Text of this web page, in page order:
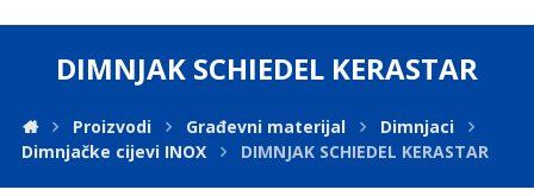
DIMNJAK SCHIEDEL KERASTAR
Proizvodi Građevni materijal
Dimnjaci
Dimnjačke cijevi INOX
DIMNJAK SCHIEDEL KERASTAR